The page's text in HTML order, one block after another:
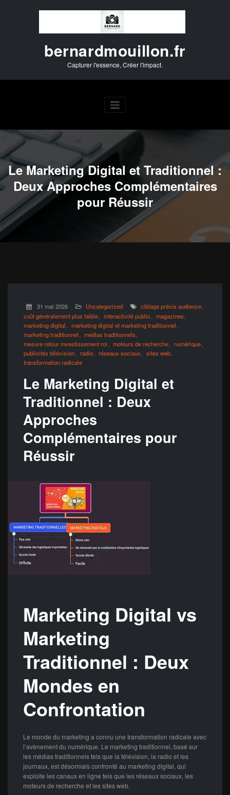
bernardmouillon.fr
Capturer l'essence, Créer l'impact.
Le Marketing Digital et Traditionnel :
Deux Approches Complémentaires
pour Réussir
31 mai 2026 Uncategorized
ciblage précis audience
coût généralement plus faible
interactivité public
magazines
marketing digital
marketing digital et marketing traditionnel
marketing traditionnel
médias traditionnels
mesure retour investissement roi
moteurs de recherche
numérique
publicités télévision
radio réseaux sociaux
sites web
transformation radicale
Le Marketing Digital et
Traditionnel : Deux
Approches
Complémentaires pour
Réussir
Marketing Digital vs
Marketing
Traditionnel : Deux
Mondes en
Confrontation
Le monde du marketing a connu une transformation radicale avec
l’avènement du numérique. Le marketing traditionnel, basé sur
les médias traditionnels tels que la télévision, la radio et les
journaux, est désormais confronté au marketing digital, qui
exploite les canaux en ligne tels que les réseaux sociaux, les
moteurs de recherche et les sites web.